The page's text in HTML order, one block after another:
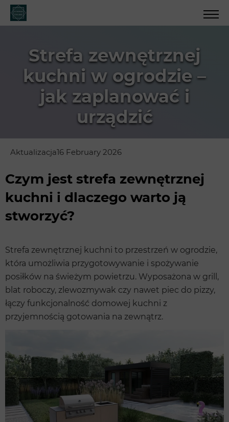
Strefa zewnętrznej
kuchni w ogrodzie –
jak zaplanować i
urządzić
Aktualizacja16 February 2026
Czym jest strefa zewnętrznej
kuchni i dlaczego warto ją
stworzyć?
Strefa zewnętrznej kuchni to przestrzeń w ogrodzie,
która umożliwia przygotowywanie i spożywanie
posiłków na świeżym powietrzu. Wyposażona w grill,
blat roboczy, zlewozmywak czy nawet piec do pizzy,
łączy funkcjonalność domowej kuchni z
przyjemnością gotowania na zewnątrz.